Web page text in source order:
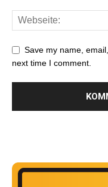
Save my name,
next time I comment.